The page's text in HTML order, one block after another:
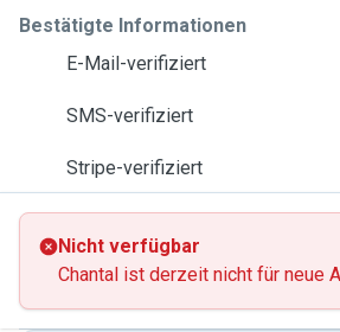
Bestätigte Informationen
E-Mail-verifiziert
SMS-verifiziert
Stripe-verifiziert
Nicht verfügbar
Chantal ist derzeit nicht für neue